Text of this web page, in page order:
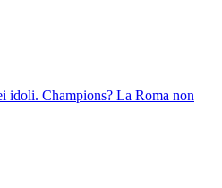
idoli. Champions? La Roma non